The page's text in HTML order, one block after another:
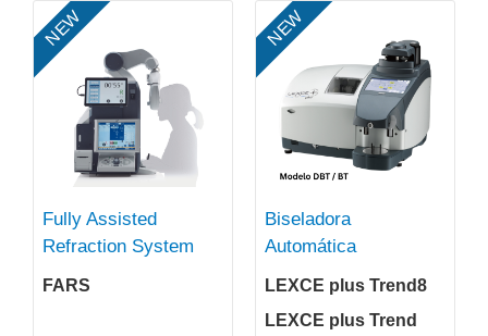
NEW
Fully Assisted
Refraction System
FARS
NEW
Biseladora
Automática
LEXCE plus Trend8
LEXCE plus Trend